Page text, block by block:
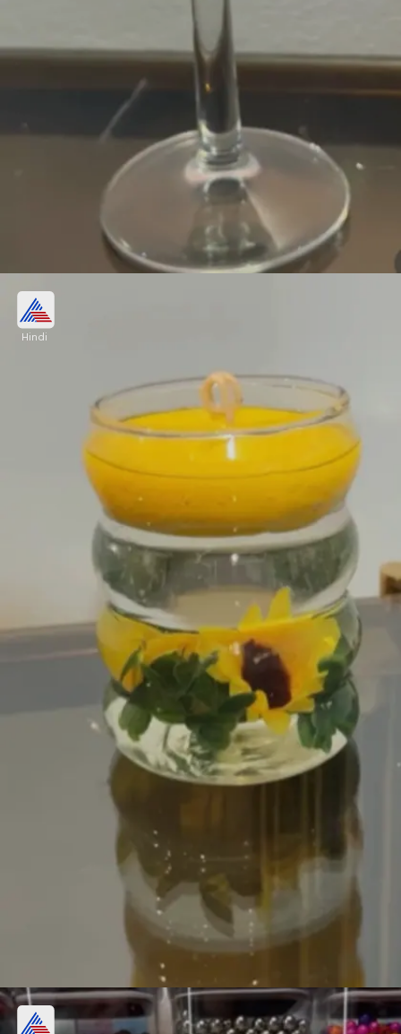
कैंडल बाउल में जेली मेल्ट कर एड करें। अब पतली स्टीक की
मदद से जेली में कई होल बनाएं और में ब्लू कलर की बुंदें एड करें।
अब कैंडल- ब्लू वैक्स पेंसिल पिघला कर डाल दें बत्ती एड करें।
Image credits: Instagram
Hindi
सन फ्लावर डेकोरेटिव कैंडल